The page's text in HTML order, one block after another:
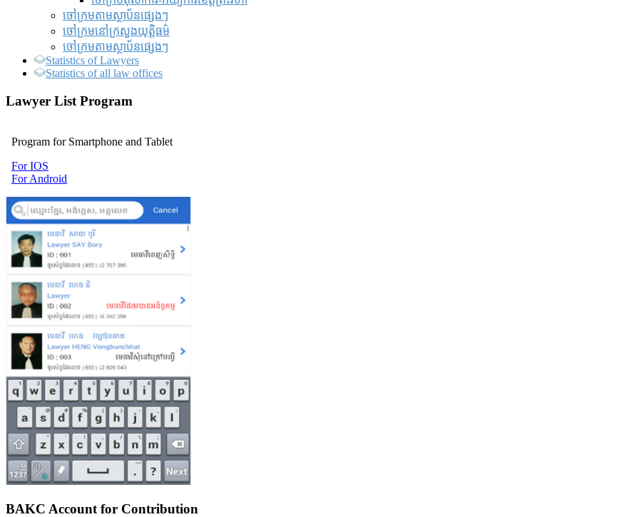
ចៅក្រមតាមស្ថាប័នផ្សេងៗ
ចៅក្រមនៅក្រសួងយុត្តិធម៌
ចៅក្រមតាមស្ថាប័នផ្សេងៗ
Statistics of Lawyers
Statistics of all law offices
Lawyer List Program
Program for Smartphone and Tablet
For IOS
For Android
BAKC Account for Contribution